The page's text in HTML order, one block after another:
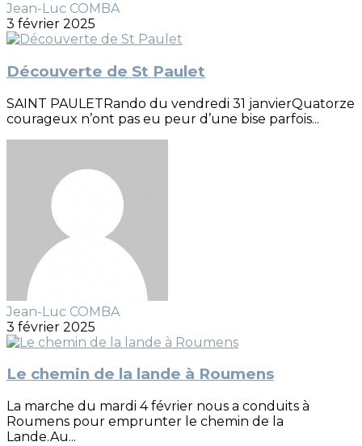
Jean-Luc COMBA
3 février 2025
Découverte de St Paulet
SAINT PAULETRando du vendredi 31 janvierQuatorze
courageux n’ont pas eu peur d’une bise parfois...
Jean-Luc COMBA
3 février 2025
Le chemin de la lande à Roumens
La marche du mardi 4 février nous a conduits à
Roumens pour emprunter le chemin de la
Lande.Au...